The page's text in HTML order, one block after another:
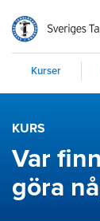
Kurser
KURS
Var
göra